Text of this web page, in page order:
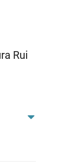
Rui